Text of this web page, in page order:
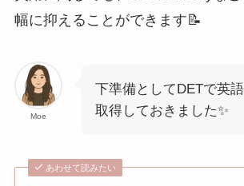
幅に抑えることができます📝
Moe
下準備としてDETで英
取得しておきました✨
あわせて読みたい